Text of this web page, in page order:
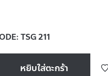
TSG 211
หยิบใส่ตะกร้า